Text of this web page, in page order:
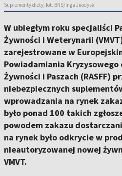
Suplementy diety, fot. BNS/Inga Juodytė
W ubiegłym roku specjaliści
Żywności i Weterynarii
zarejestrowane w
Powiadamiania Kryzysowego
Żywności i Paszach (RASFF)
niebezpiecznych
wprowadzania na rynek
było ponad 100 takich
powodem zakazu
na rynek było odkrycie w
nieautoryzowanej nowej
VMVT.